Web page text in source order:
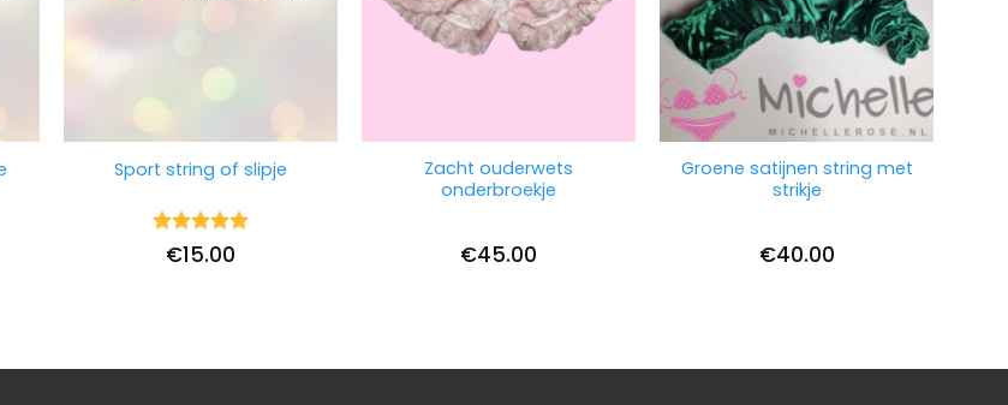
Sport string of slipje
Waardering
uit 5
€15.00
Zacht ouderwets
onderbroekje
€45.00
Groene satijnen string met
strikje
€40.00